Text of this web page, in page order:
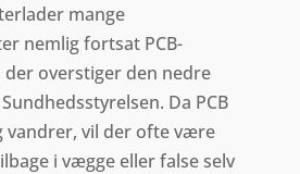
mange
nemlig fortsat PCB-
overstiger den nedre
Da PCB
vandrer, vil der ofte være
i vægge eller false selv